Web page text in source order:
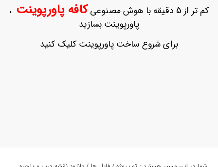
ثبت
بازیابی
کم تر از 5 دقیقه با هوش مصنوعی کافه پاورپوینت ،
پاورپوینت بسازید
برای شروع ساخت پاورپوینت کلیک کنید